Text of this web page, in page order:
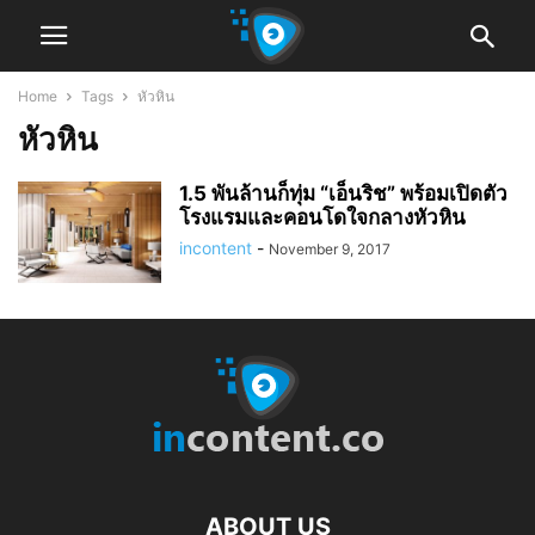
Home Tags หัวหิน
หัวหิน
1.5 พันล้านก็ทุ่ม “เอ็นริช” พร้อมเปิดตัว
โรงแรมและคอนโดใจกลางหัวหิน
incontent - November 9, 2017
ABOUT US